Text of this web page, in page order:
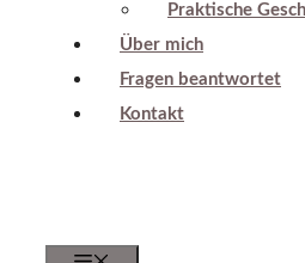
Praktische
Über mich
Fragen beantwortet
Kontakt